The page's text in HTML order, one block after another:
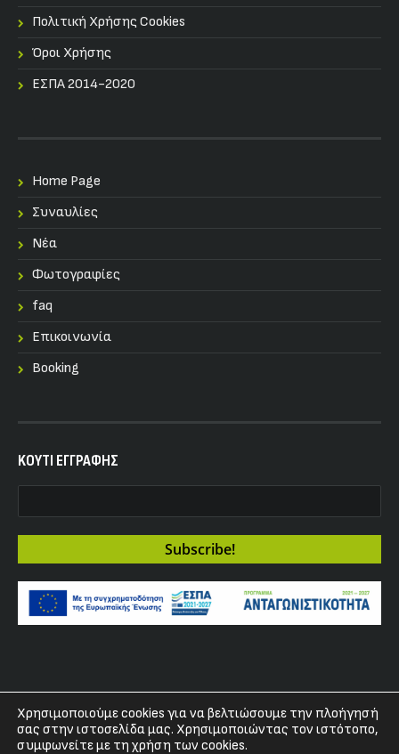
Πολιτική Χρήσης Cookies
Όροι Χρήσης
ΕΣΠΑ 2014-2020
Home Page
Συναυλίες
Nέα
Φωτογραφίες
faq
Επικοινωνία
Booking
KOYTI ΕΓΓΡΑΦΗΣ
Copyright 2017 - Fuzz Club
Χρησιμοποιούμε cookies για να βελτιώσουμε την πλοήγησή
σας στην ιστοσελίδα μας. Χρησιμοποιώντας τον ιστότοπο,
συμφωνείτε με τη χρήση των cookies.